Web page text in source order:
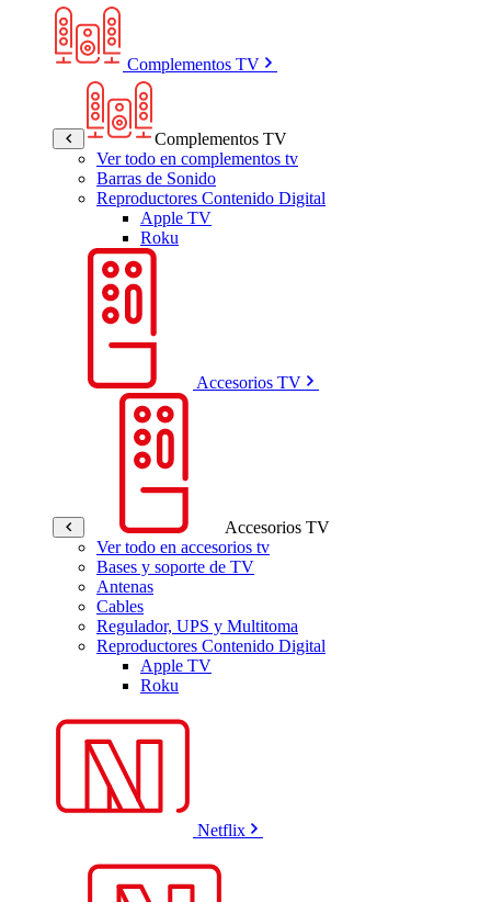
Complementos TV
Complementos TV
Ver todo en complementos tv
Barras de Sonido
Reproductores Contenido Digital
Apple TV
Roku
Accesorios TV
Accesorios TV
Ver todo en accesorios tv
Bases y soporte de TV
Antenas
Cables
Regulador, UPS y Multitoma
Reproductores Contenido Digital
Apple TV
Roku
Netflix